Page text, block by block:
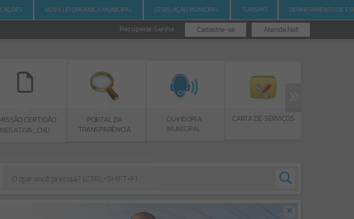
NOVA LEI ORGÂNICA MUNICIPAL LEGISLAÇÃO MUNICIPAL TURISMO DEPARTAMENTO DE
Atende.Net
Cadastre-se
Recuperar Senha
PORTAL DA
TRANSPARÊNCIA
MUNICIPAL
CARTA DE SERVIÇOS
PROGRAMA BOLSA